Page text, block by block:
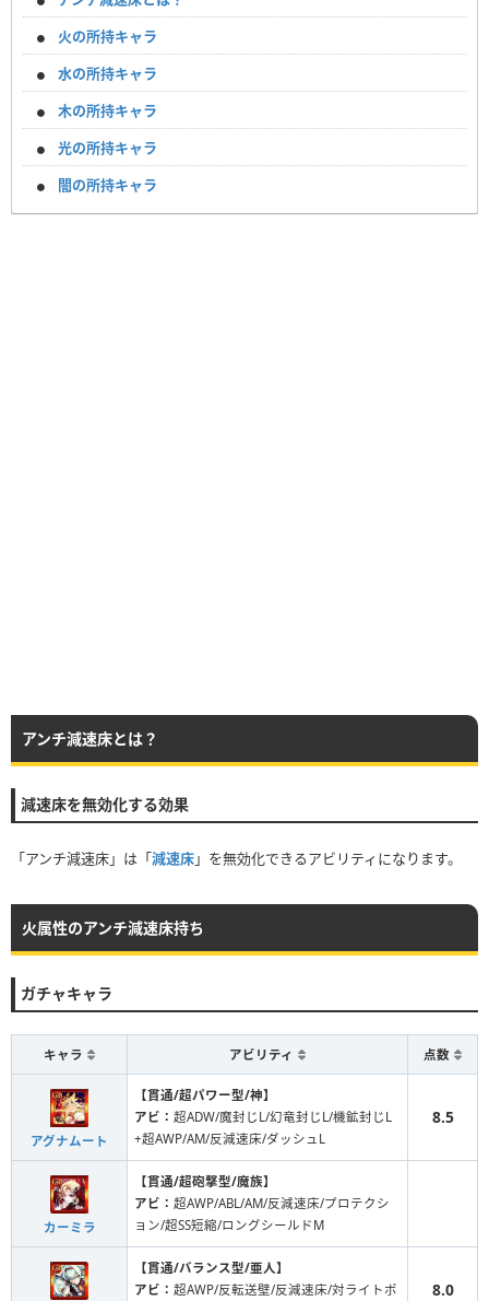
火の所持キャラ
水の所持キャラ
木の所持キャラ
光の所持キャラ
闇の所持キャラ
アンチ減速床とは？
減速床を無効化する効果
「アンチ減速床」は「減速床」を無効化できるアビリティになります。
火属性のアンチ減速床持ち
ガチャキャラ
キャラ アビリティ 点数
アグナムート
【貫通/超パワー型/神】
アビ： 超ADW/魔封じL/幻竜封じL/機鉱封じL
+超AWP/AM/反減速床/ダッシュL
8.5
カーミラ
【貫通/超砲撃型/魔族】
アビ： 超AWP/ABL/AM/反減速床/プロテクシ
ョン/超SS短縮/ロングシールドM
【貫通/バランス型/亜人】
アビ： 超AWP/反転送壁/反減速床/対ライトポ
8.0